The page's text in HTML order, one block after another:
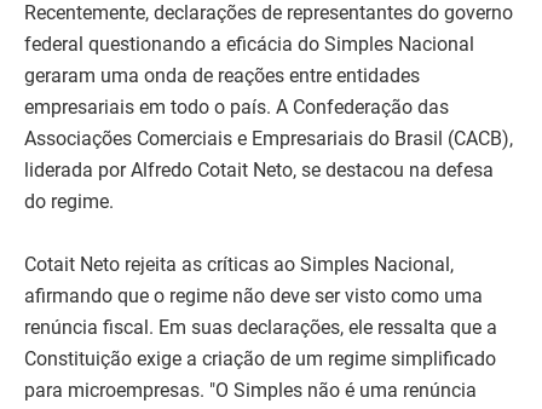
Recentemente, declarações de representantes do governo
federal questionando a eficácia do Simples Nacional
geraram uma onda de reações entre entidades
empresariais em todo o país. A Confederação das
Associações Comerciais e Empresariais do Brasil (CACB),
liderada por Alfredo Cotait Neto, se destacou na defesa
do regime.
Cotait Neto rejeita as críticas ao Simples Nacional,
afirmando que o regime não deve ser visto como uma
renúncia fiscal. Em suas declarações, ele ressalta que a
Constituição exige a criação de um regime simplificado
para microempresas. "O Simples não é uma renúncia